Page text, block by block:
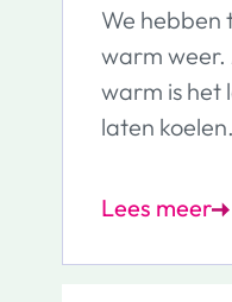
We hebben
warm weer. Als het lang achter elkaar
warm is het
laten
Lees meer